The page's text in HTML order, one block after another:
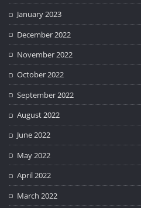
January 2023
December 2022
November 2022
October 2022
September 2022
August 2022
June 2022
May 2022
April 2022
March 2022